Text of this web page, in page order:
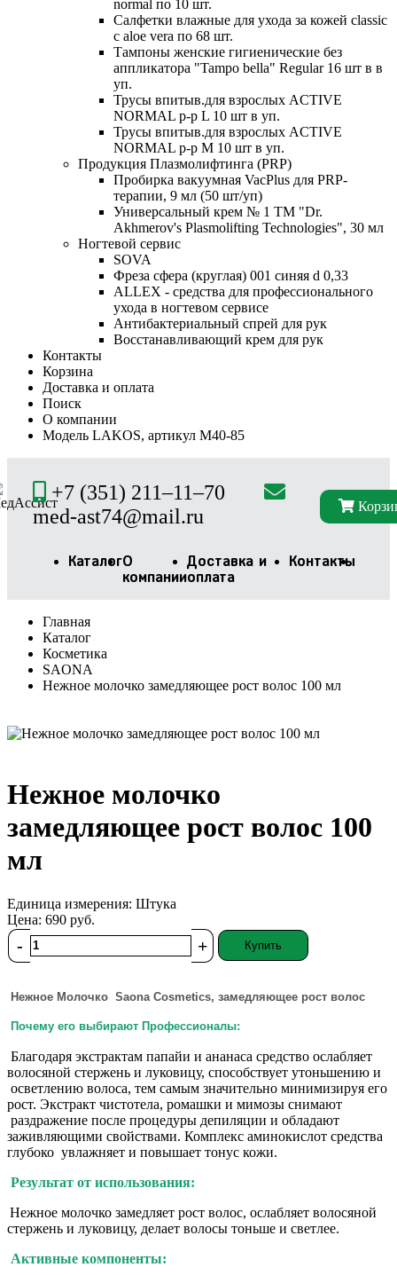
normal по 10 шт.
Салфетки влажные для ухода за кожей classic
c aloe vera по 68 шт.
Тампоны женские гигиенические без
аппликатора "Tampo bella" Regular 16 шт в в
уп.
Трусы впитыв.для взрослых ACTIVE
NORMAL р-р L 10 шт в уп.
Трусы впитыв.для взрослых ACTIVE
NORMAL р-р М 10 шт в уп.
Продукция Плазмолифтинга (PRP)
Пробирка вакуумная VacPlus для PRP-
терапии, 9 мл (50 шт/уп)
Универсальный крем № 1 ТМ "Dr.
Akhmerov's Plasmolifting Technologies", 30 мл
Ногтевой сервис
SOVA
Фреза сфера (круглая) 001 синяя d 0,33
ALLEX - средства для профессионального
ухода в ногтевом сервисе
Антибактериальный спрей для рук
Восстанавливающий крем для рук
Контакты
Корзина
Доставка и оплата
Поиск
О компании
Модель LAKOS, артикул М40-85
+7 (351) 211–11–70
med-ast74@mail.ru
КаталогО
компании
Доставка и
оплата
Контакты
Главная
Каталог
Косметика
SAONA
Нежное молочко замедляющее рост волос 100 мл
Нежное молочко
замедляющее рост волос 100
мл
Единица измерения: Штука
Цена: 690 руб.
- + Купить
Нежное Молочко Saona Cosmetics, замедляющее рост волос
Почему его выбирают Профессионалы:
Благодаря экстрактам папайи и ананаса средство ослабляет
волосяной стержень и луковицу, способствует утоньшению и
осветлению волоса, тем самым значительно минимизируя его
рост. Экстракт чистотела, ромашки и мимозы снимают
раздражение после процедуры депиляции и обладают
заживляющими свойствами. Комплекс аминокислот средства
глубоко увлажняет и повышает тонус кожи.
Результат от использования:
Нежное молочко замедляет рост волос, ослабляет волосяной
стержень и луковицу, делает волосы тоньше и светлее.
Активные компоненты: